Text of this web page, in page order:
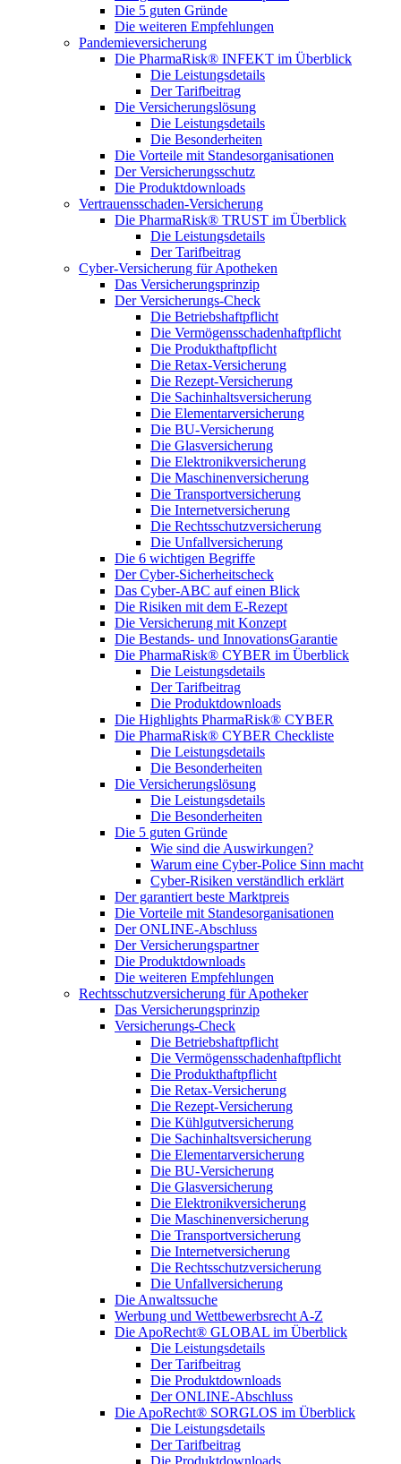
Die 5 guten Gründe
Die weiteren Empfehlungen
Pandemieversicherung
Die PharmaRisk® INFEKT im Überblick
Die Leistungsdetails
Der Tarifbeitrag
Die Versicherungslösung
Die Leistungsdetails
Die Besonderheiten
Die Vorteile mit Standesorganisationen
Der Versicherungsschutz
Die Produktdownloads
Vertrauensschaden-Versicherung
Die PharmaRisk® TRUST im Überblick
Die Leistungsdetails
Der Tarifbeitrag
Cyber-Versicherung für Apotheken
Das Versicherungsprinzip
Der Versicherungs-Check
Die Betriebshaftpflicht
Die Vermögensschadenhaftpflicht
Die Produkthaftpflicht
Die Retax-Versicherung
Die Rezept-Versicherung
Die Sachinhaltsversicherung
Die Elementarversicherung
Die BU-Versicherung
Die Glasversicherung
Die Elektronikversicherung
Die Maschinenversicherung
Die Transportversicherung
Die Internetversicherung
Die Rechtsschutzversicherung
Die Unfallversicherung
Die 6 wichtigen Begriffe
Der Cyber-Sicher­heits­check
Das Cyber-ABC auf einen Blick
Die Risiken mit dem E-Rezept
Die Versicherung mit Konzept
Die Bestands- und InnovationsGarantie
Die PharmaRisk® CYBER im Überblick
Die Leistungsdetails
Der Tarifbeitrag
Die Produktdownloads
Die Highlights PharmaRisk® CYBER
Die PharmaRisk® CYBER Checkliste
Die Leistungsdetails
Die Besonderheiten
Die Versicherungslösung
Die Leistungsdetails
Die Besonderheiten
Die 5 guten Gründe
Wie sind die Auswirkungen?
Warum eine Cyber-Police Sinn macht
Cyber-Risiken verständlich erklärt
Der garantiert beste Marktpreis
Die Vorteile mit Standesorganisationen
Der ONLINE-Abschluss
Der Versicherungspartner
Die Produktdownloads
Die weiteren Empfehlungen
Rechtsschutzversicherung für Apotheker
Das Versicherungsprinzip
Versicherungs-Check
Die Betriebshaftpflicht
Die Vermögensschadenhaftpflicht
Die Produkthaftpflicht
Die Retax-Versicherung
Die Rezept-Versicherung
Die Kühlgutversicherung
Die Sachinhaltsversicherung
Die Elementarversicherung
Die BU-Versicherung
Die Glasversicherung
Die Elektronikversicherung
Die Maschinenversicherung
Die Transportversicherung
Die Internetversicherung
Die Rechtsschutzversicherung
Die Unfallversicherung
Die Anwaltssuche
Werbung und Wettbewerbsrecht A-Z
Die ApoRecht® GLOBAL im Überblick
Die Leistungsdetails
Der Tarifbeitrag
Die Produktdownloads
Der ONLINE-Abschluss
Die ApoRecht® SORGLOS im Überblick
Die Leistungsdetails
Der Tarifbeitrag
Die Produktdownloads